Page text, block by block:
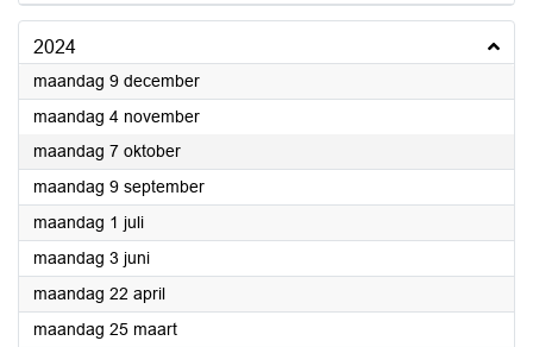
2024
maandag 9 december2024
maandag 4 november2024
maandag 7 oktober2024
maandag 9 september2024
maandag 1 juli2024
maandag 3 juni2024
maandag 22 april2024
maandag 25 maart2024